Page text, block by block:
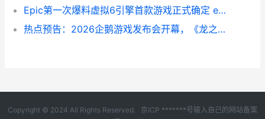
Epic第一次爆料虚拟6引擎首款游戏正式确定 epic的黑历史
热点预告：2026企鹅游戏发布会开幕，《龙之谷怀旧服》《流放2》《解限机》大升级 2020热点概念
Copyright © 2024 All Rights Reserved. 京ICP *******号输入自己的网站备案